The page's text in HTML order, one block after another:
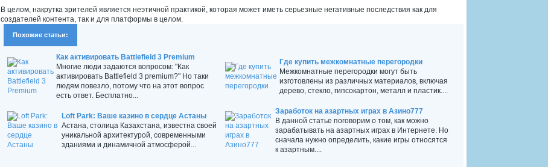
В целом, накрутка зрителей является неэтичной практикой, которая может иметь серьезные негативные последствия как для
создателей контента, так и для платформы в целом.
Похожие статьи:
Как активировать Battlefield 3 Premium
Многие люди задаются вопросом: "Как
активировать Battlefield 3 premium?" Но таки
людям повезло, потому что на этот вопрос
есть ответ. Бесплатно...
Где купить межкомнатные перегородки
Межкомнатные перегородки могут быть
изготовлены из различных материалов, включая
дерево, стекло, гипсокартон, металл и пластик....
Loft Park: Ваше казино в сердце Астаны
Астана, столица Казахстана, известна своей
уникальной архитектурой, современными
зданиями и динамичной атмосферой...
Заработок на азартных играх в Азино777
В данной статье поговорим о том, как можно
зарабатывать на азартных играх в Интернете. Но
сначала нужно определить, какие игры относятся
к азартным....